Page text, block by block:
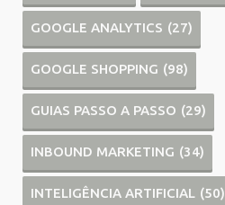
GOOGLE ANALYTICS (27)
GOOGLE SHOPPING (98)
GUIAS PASSO A PASSO (29)
INBOUND MARKETING (34)
INTELIGÊNCIA ARTIFICIAL (50)